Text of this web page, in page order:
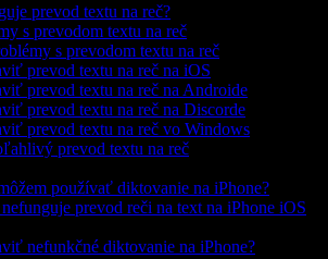
prevod textu na reč?
s prevodom textu na reč
s prevodom textu na reč
prevod textu na reč na iOS
prevod textu na reč na Androide
prevod textu na reč na Discorde
prevod textu na reč vo Windows
prevod textu na reč
používať diktovanie na iPhone?
prevod reči na text na iPhone iOS
nefunkčné diktovanie na iPhone?